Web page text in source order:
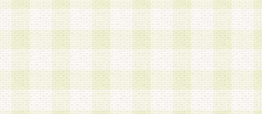
第4条 ログインIDおよびパスワードの管理
1.会員は、会員登録後、本サイト内にて本サービ
加する際には、前条に基づき当社から付与された
スワードを使用するものとします。
2.登録の際に当社が付与したログインIDおよびパ
の使用に関しては、全て会員本人がその責任を負